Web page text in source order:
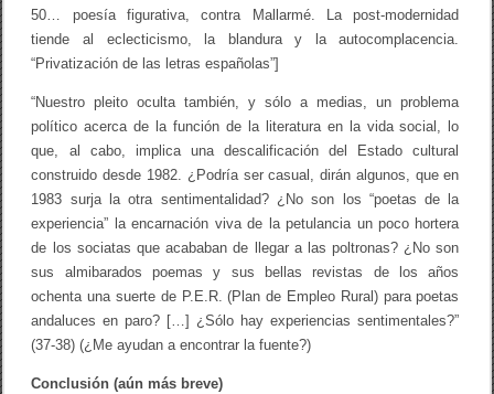
50… poesía figurativa, contra Mallarmé. La post-modernidad
tiende al eclecticismo, la blandura y la autocomplacencia.
“Privatización de las letras españolas”]
“Nuestro pleito oculta también, y sólo a medias, un problema
político acerca de la función de la literatura en la vida social, lo
que, al cabo, implica una descalificación del Estado cultural
construido desde 1982. ¿Podría ser casual, dirán algunos, que en
1983 surja la otra sentimentalidad? ¿No son los “poetas de la
experiencia” la encarnación viva de la petulancia un poco hortera
de los sociatas que acababan de llegar a las poltronas? ¿No son
sus almibarados poemas y sus bellas revistas de los años
ochenta una suerte de P.E.R. (Plan de Empleo Rural) para poetas
andaluces en paro? […] ¿Sólo hay experiencias sentimentales?”
(37-38) (¿Me ayudan a encontrar la fuente?)
Conclusión (aún más breve)